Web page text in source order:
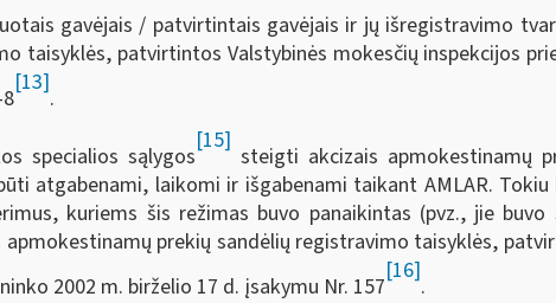
gavėjais / patvirtintais gavėjais ir jų išregistravimo
taisyklės, patvirtintos Valstybinės mokesčių inspekcijos
[13]
.
specialios sąlygos
[15]
steigti akcizais apmokestinamų
atgabenami, laikomi ir išgabenami taikant AMLAR.
kuriems šis režimas buvo panaikintas (pvz., jie
prekių sandėlių registravimo taisyklės,
2002 m. birželio 17 d. įsakymu Nr. 157
[16]
.